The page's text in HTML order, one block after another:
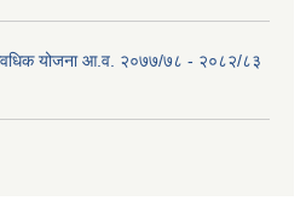
योजना आ.व. २०७७/७८ - २०८२/८३